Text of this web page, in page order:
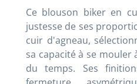
Ce blouson biker en
justesse de ses
cuir d'agneau,
sa capacité à se
du temps. Ses